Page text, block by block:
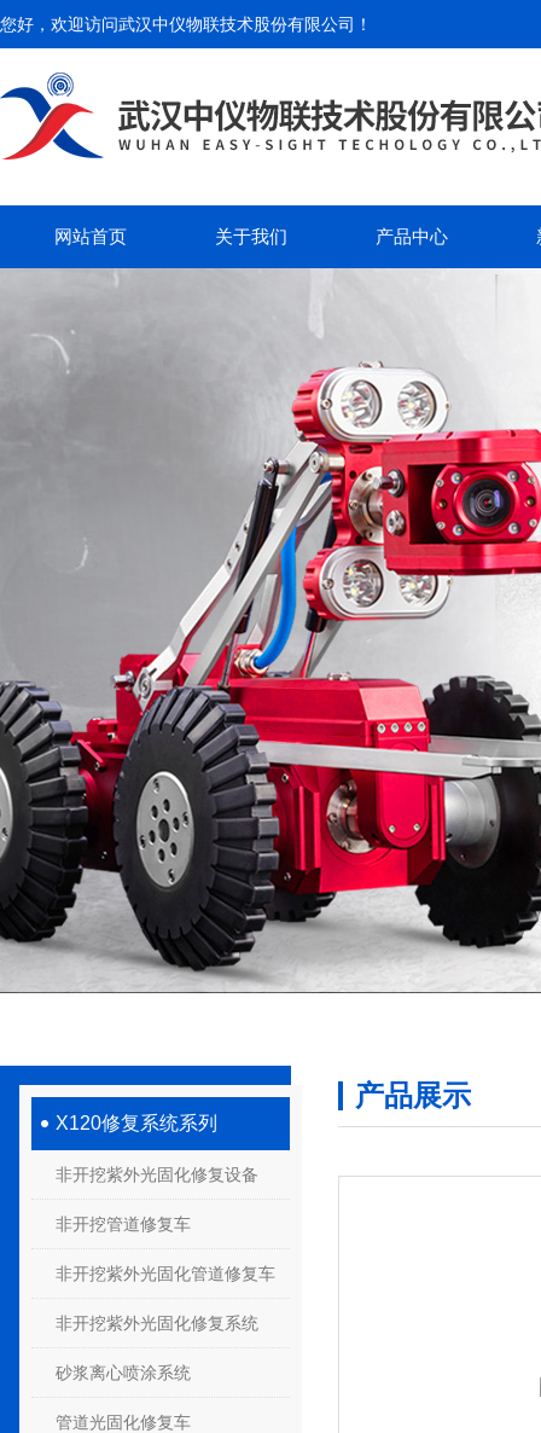
您好，欢迎访问武汉中仪物联技术股份有限公司 ！
网站首页 关于我们 产品中心
X120修复系统系列
非开挖紫外光固化修复设备
非开挖管道修复车
非开挖紫外光固化管道修复车
非开挖紫外光固化修复系统
砂浆离心喷涂系统
管道光固化修复车
产品展示